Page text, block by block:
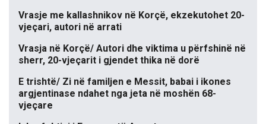
Vrasje me kallashnikov në Korçë, ekzekutohet 20-
vjeçari, autori në arrati
Vrasja në Korçë/ Autori dhe viktima u përfshinë në
sherr, 20-vjeçarit i gjendet thika në dorë
E trishtë/ Zi në familjen e Messit, babai i ikones
argjentinase ndahet nga jeta në moshën 68-
vjeçare